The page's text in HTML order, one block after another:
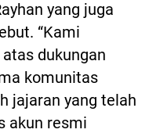
yang juga
“Kami
dukungan
komunitas
jajaran yang telah
akun resmi